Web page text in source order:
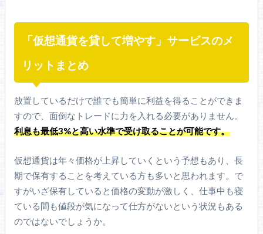
「仮想通貨を貸して増やす」サービスのメ
リットまとめ
放置しているだけで誰でも簡単に利益を得ることができま
すので、面倒なトレードに力を入れる必要がありません。
利息も最低3%と高い水準で受け取ることが可能です。
仮想通貨は年々価格が上昇していくという予想もあり、長
期で保有することを考えている方も多いと思われます。で
すがいざ保有していると価格の変動が激しく、仕事中も寝
ている間も値段が気になって仕方がないという状況もある
のではないでしょうか。